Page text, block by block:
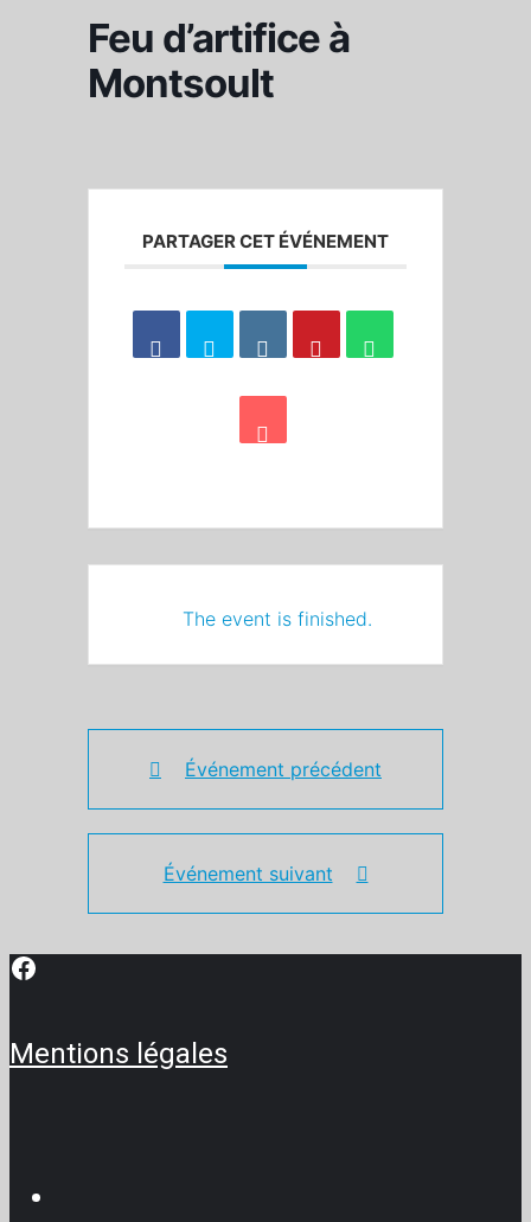
Feu d’artifice à
Montsoult
PARTAGER CET ÉVÉNEMENT
The event is finished.
Événement précédent
Événement suivant
Facebook
Mentions légales